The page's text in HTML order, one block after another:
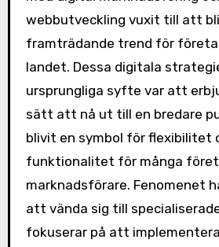
webbutveckling vuxit till att
framträdande trend för
landet. Dessa digitala
ursprungliga syfte var att
sätt att nå ut till en bredare
blivit en symbol för flexibilitet
funktionalitet för många
marknadsförare. Fenomenet
att vända sig till
fokuserar på att